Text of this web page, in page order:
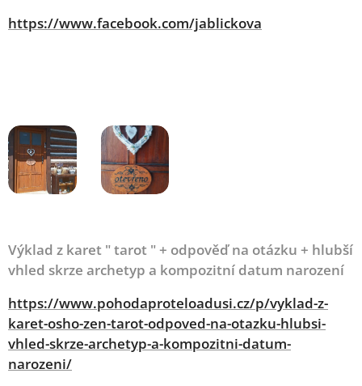
https://www.facebook.com/jablickova
Výklad z karet " tarot " + odpověď na otázku + hlubší
vhled skrze archetyp a kompozitní datum narození
https://www.pohodaproteloadusi.cz/p/vyklad-z-
karet-osho-zen-tarot-odpoved-na-otazku-hlubsi-
vhled-skrze-archetyp-a-kompozitni-datum-
narozeni/